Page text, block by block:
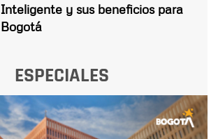
Inteligente y sus beneficios para
Bogotá
ESPECIALES